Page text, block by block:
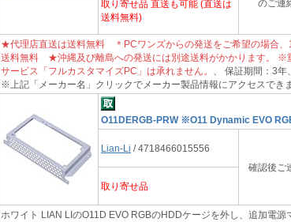
のご連
取り寄せ品 直送も可能 (直送は
送料無料)
★代理店直送は送料無料 ＊PCワンズからの発送をご希望の場合、
送料無料 ★沖縄及び離島への発送には別途送料がかかります。 ※
サービス「フルカスタマイズPC」は承れません。
、 保証期間：3
※上記「メーカー名」クリックでメーカー製品情報にアクセスでき
O11DERGB-PRW ※O11 Dynamic EVO
Lian-Li / 4718466015556
確認後ご
取り寄せ品
ホワイト LIAN LIのO11D EVO RGBのHDDケージを外し、追加電源